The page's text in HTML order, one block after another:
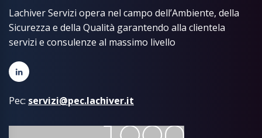
Lachiver Servizi opera nel campo dell’Ambiente, della
Sicurezza e della Qualità garantendo alla clientela
servizi e consulenze al massimo livello
Pec: servizi@pec.lachiver.it